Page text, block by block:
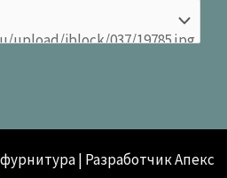
| Разработчик Апекс